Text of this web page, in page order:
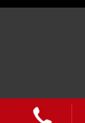
友情链接：